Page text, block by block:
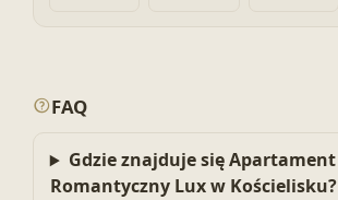
FAQ
Gdzie znajduje się Apartament
Romantyczny Lux w Kościelisku?